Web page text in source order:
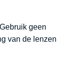
Gebruik geen
van de lenzen